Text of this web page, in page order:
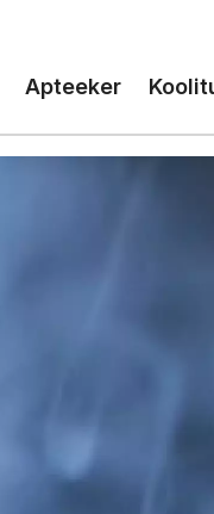
Apteeker